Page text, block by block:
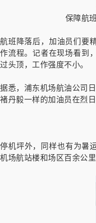
保障航
航班降落后，加油员们要
作流程。记者在现场看到
过头顶，工作强度不小。
据悉，浦东机场航油公司
褚丹毅一样的加油员在烈日
停机坪外，同样也有为暑
机场航站楼和场区百余公